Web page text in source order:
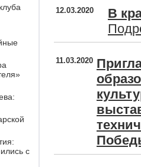
с
2016 декабрь
,ноябрь
,ноябрь
ноябрь
2011 декабрь,ноябрь
декабрь,ноябрь
12.03.2020
В
11.03.2020